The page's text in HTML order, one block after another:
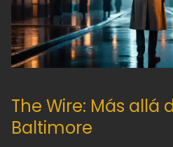
The Wire: Más allá
Baltimore